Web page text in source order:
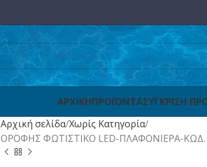
ΑΡΧΙΚΗΠΡΟΪΟΝΤΑΣΥΓΚΡΙΣΗ
Αρχική σελίδα Χωρίς Κατηγορία
ΟΡΟΦΗΣ ΦΩΤΙΣΤΙΚΟ LED-ΠΛΑΦΟΝΙΕΡΑ-ΚΩΔ.